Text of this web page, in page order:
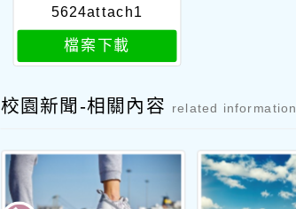
5624attach1
檔案下載
校園新聞-相關內容 related information